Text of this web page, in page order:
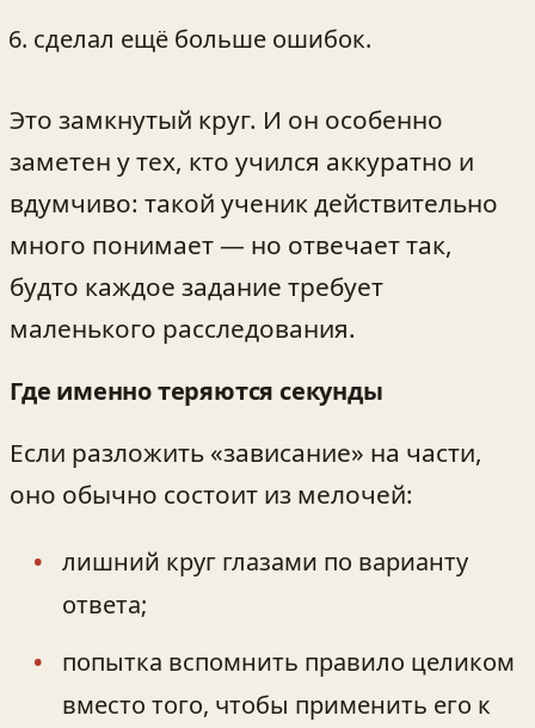
сделал ещё больше ошибок.
Это замкнутый круг. И он особенно
заметен у тех, кто учился аккуратно и
вдумчиво: такой ученик действительно
много понимает — но отвечает так,
будто каждое задание требует
маленького расследования.
Где именно теряются секунды
Если разложить «зависание» на части,
оно обычно состоит из мелочей:
лишний круг глазами по варианту
ответа;
попытка вспомнить правило целиком
вместо того, чтобы применить его к